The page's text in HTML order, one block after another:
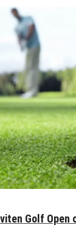
Golf Open